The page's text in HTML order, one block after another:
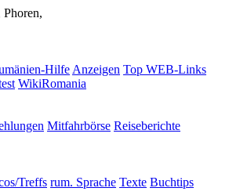
Phoren,
Hilfe Anzeigen Top WEB-Links
WikiRomania
Mitfahrbörse Reiseberichte
Treffs rum. Sprache Texte Buchtips